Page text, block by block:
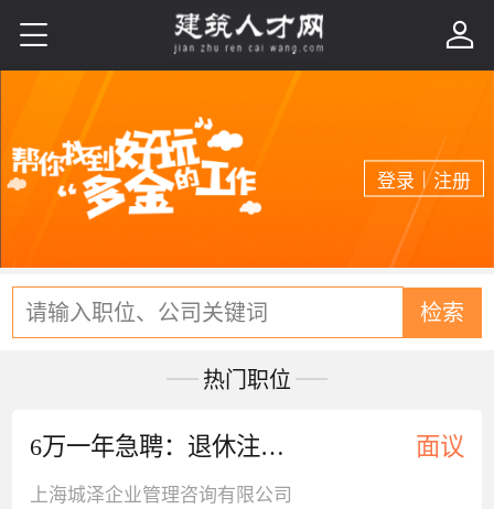
 
登录 | 注册
请输入职位、公司关键词 检索
热门职位
6万一年急聘：退休注册给排水 面议
上海城泽企业管理咨询有限公司